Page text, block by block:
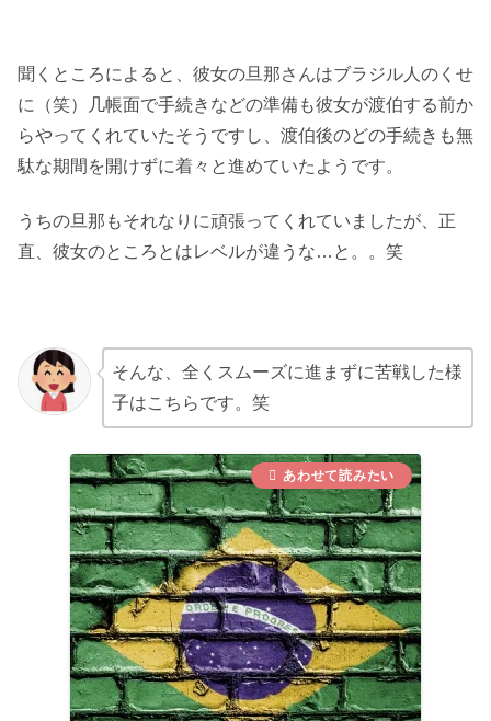
聞くところによると、彼女の旦那さんはブラジル人のくせ
に（笑）几帳面で手続きなどの準備も彼女が渡伯する前か
らやってくれていたそうですし、渡伯後のどの手続きも無
駄な期間を開けずに着々と進めていたようです。
うちの旦那もそれなりに頑張ってくれていましたが、正
直、彼女のところとはレベルが違うな…と。。笑
そんな、全くスムーズに進まずに苦戦した様
子はこちらです。笑